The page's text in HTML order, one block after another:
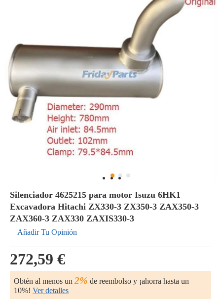
Silenciador 4625215 para motor Isuzu 6HK1
Excavadora Hitachi ZX330-3 ZX350-3 ZAX350-3
ZAX360-3 ZAX330 ZAXIS330-3
Añadir Tu Opinión
272,59 €
Obtén al menos un 2% de reembolso y ¡ahorra hasta un
10%! Ver detalles